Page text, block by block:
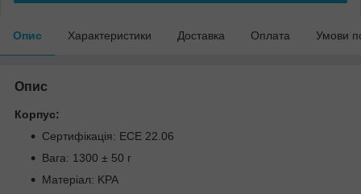
Опис Характеристики Доставка Оплата Умови
Опис
Корпус:
Сертифікація: ECE 22.06
Вага: 1300 ± 50 г
Матеріал: KPA